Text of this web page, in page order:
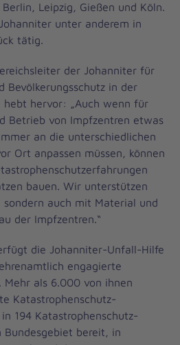
Leipzig, Gießen und Köln.
unter anderem in
tätig.
der Johanniter für
Bevölkerungsschutz in der
hebt hervor: „Auch wenn für
Betrieb von Impfzentren etwas
an die unterschiedlichen
Ort anpassen müssen, können
bauen. Wir unterstützen
auch mit Material und
der Impfzentren.“
die Johanniter-Unfall-Hilfe
engagierte
Mehr als 6.000 von ihnen
Katastrophenschutz-
194 Katastrophenschutz-
Bundesgebiet bereit, in